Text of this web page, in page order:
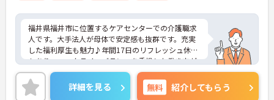
福井県福井市に位置するケアセンターでの介護職求
人です。大手法人が母体で安定感も抜群です。充実
した福利厚生も魅力♪年間17日のリフレッシュ休暇
もあり、ワークライフバランスを重視した働き方が
叶います。ご興味のある方には、面接対策ポイント
など、さらに詳細をお話しいたしますのでお気軽に
ご相談ください！
詳細を見る 無料 紹介してもらう